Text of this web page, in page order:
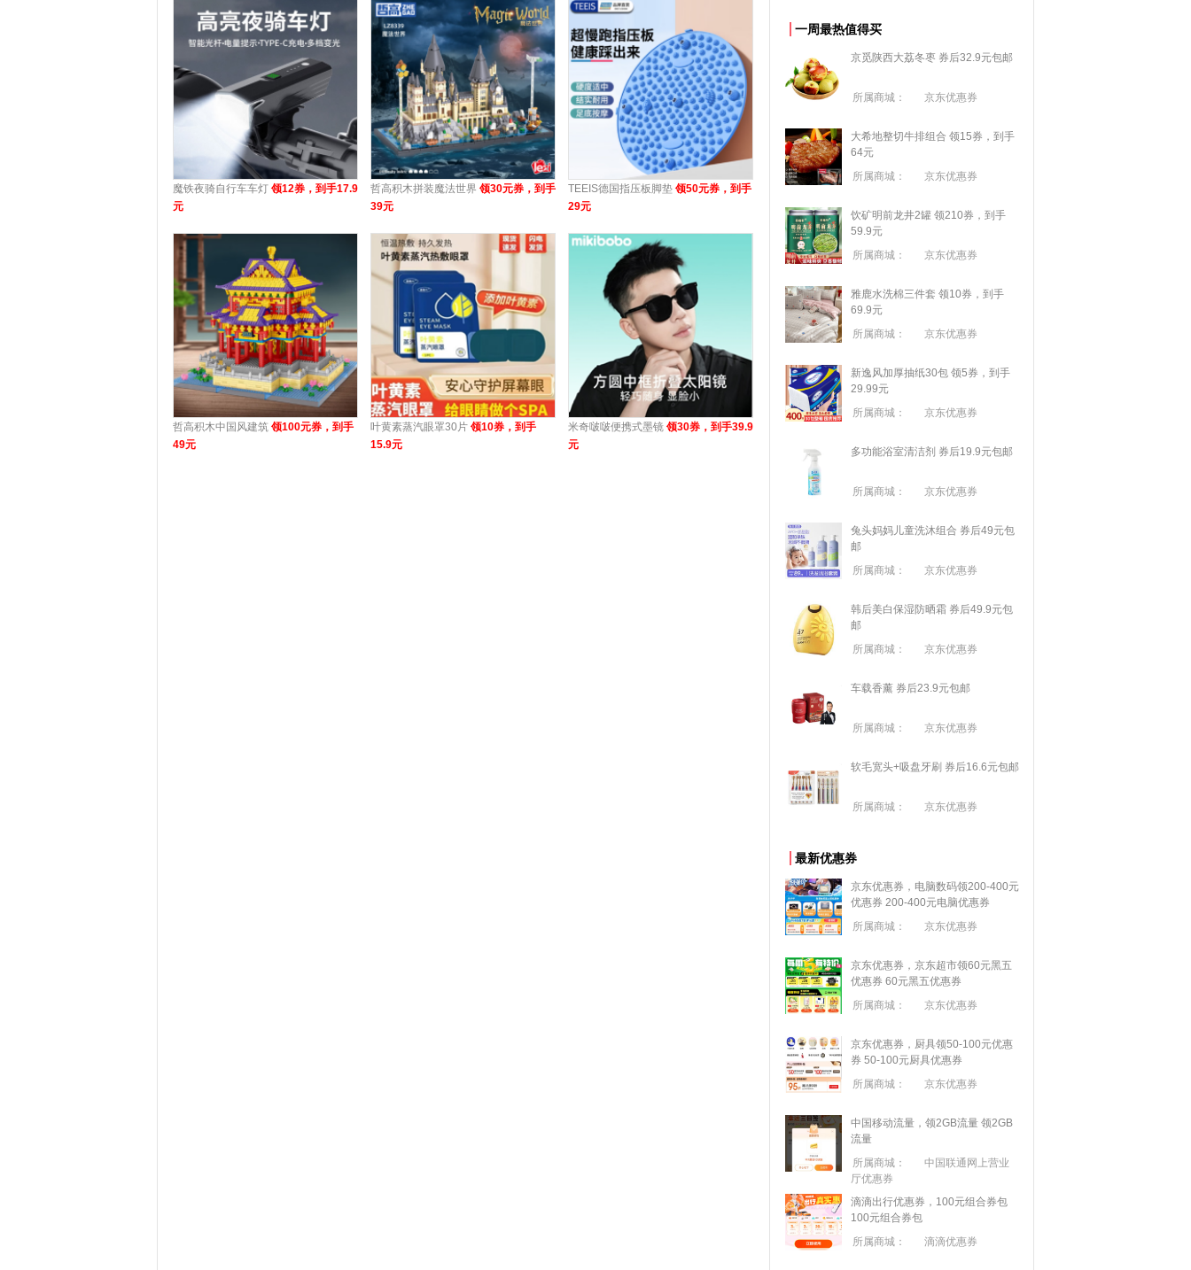
魔铁夜骑自行车车灯 领12券，到手17.9
元
哲高积木拼装魔法世界 领30元券，到手
39元
TEEIS德国指压板脚垫 领50元券，到手
29元
哲高积木中国风建筑 领100元券，到手
49元
叶黄素蒸汽眼罩30片 领10券，到手
15.9元
米奇啵啵便携式墨镜 领30券，到手39.9
元
一周最热值得买
京觅陕西大荔冬枣 券后32.9元包邮
所属商城： 京东优惠券
大希地整切牛排组合 领15券，到手
64元
所属商城：
京东优惠券
饮矿明前龙井2罐 领210券，到手
59.9元
所属商城：
京东优惠券
雅鹿水洗棉三件套 领10券，到手
69.9元
所属商城：
京东优惠券
新逸风加厚抽纸30包 领5券，到手
29.99元
所属商城：
京东优惠券
多功能浴室清洁剂 券后19.9元包邮
所属商城： 京东优惠券
兔头妈妈儿童洗沐组合 券后49元包
邮
所属商城：
京东优惠券
韩后美白保湿防晒霜 券后49.9元包
邮
所属商城：
京东优惠券
车载香薰 券后23.9元包邮
所属商城： 京东优惠券
软毛宽头+吸盘牙刷 券后16.6元包邮
所属商城： 京东优惠券
最新优惠券
京东优惠券，电脑数码领200-400元
优惠券 200-400元电脑优惠券
所属商城：
京东优惠券
京东优惠券，京东超市领60元黑五
优惠券 60元黑五优惠券
所属商城：
京东优惠券
京东优惠券，厨具领50-100元优惠
券 50-100元厨具优惠券
所属商城：
京东优惠券
中国移动流量，领2GB流量 领2GB
流量
所属商城：
中国联通网上营业
厅优惠券
滴滴出行优惠券，100元组合券包
100元组合券包
所属商城：
滴滴优惠券